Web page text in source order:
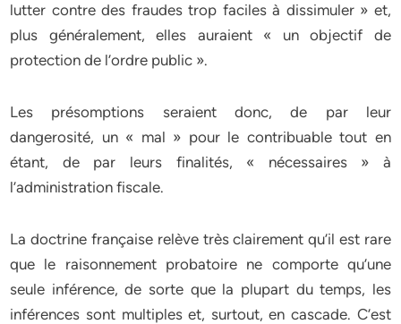
lutter contre des fraudes trop faciles à dissimuler » et,
plus généralement, elles auraient « un objectif de
protection de l’ordre public ».
Les présomptions seraient donc, de par leur
dangerosité, un « mal » pour le contribuable tout en
étant, de par leurs finalités, « nécessaires » à
l’administration fiscale.
La doctrine française relève très clairement qu’il est rare
que le raisonnement probatoire ne comporte qu’une
seule inférence, de sorte que la plupart du temps, les
inférences sont multiples et, surtout, en cascade. C’est